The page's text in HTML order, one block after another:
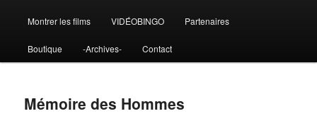
Montrer les films VIDÉOBINGO Partenaires
Boutique -Archives- Contact
Mémoire des Hommes